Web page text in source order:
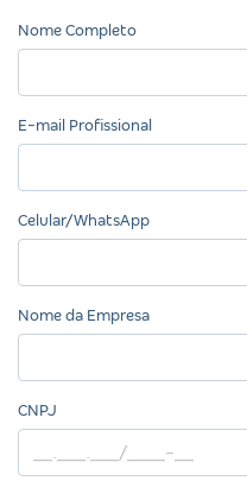
Nome Completo
E-mail Profissional
Celular/WhatsApp
Nome da Empresa
CNPJ